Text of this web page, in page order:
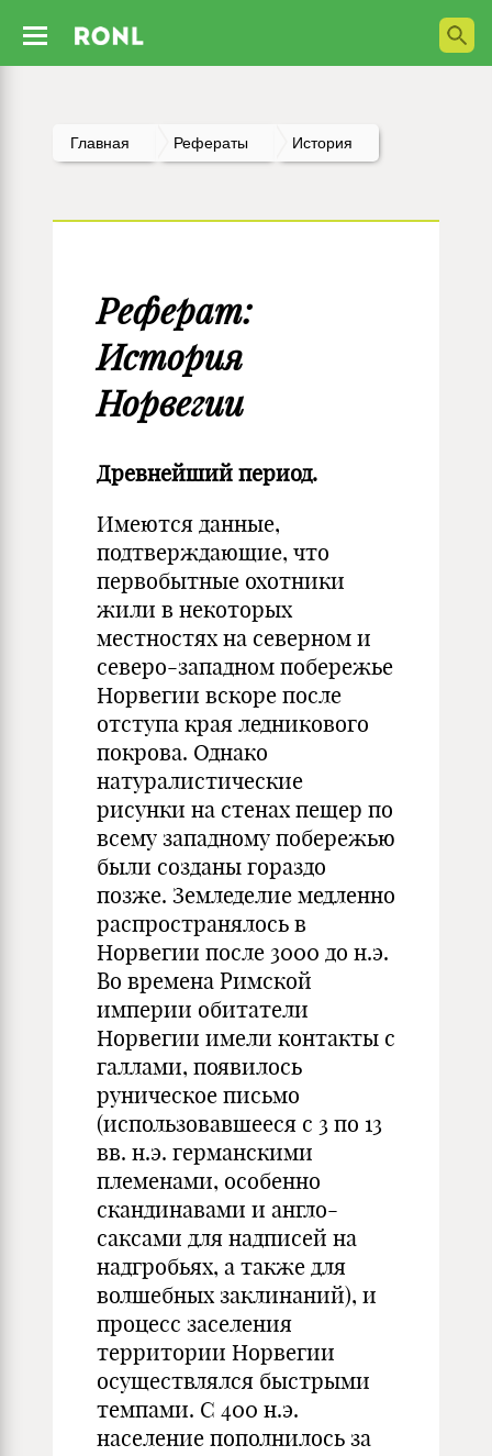
Главная Рефераты История
Реферат:
История
Норвегии
Древнейший период.
Имеются данные,
подтверждающие, что
первобытные охотники
жили в некоторых
местностях на северном и
северо-западном побережье
Норвегии вскоре после
отступа края ледникового
покрова. Однако
натуралистические
рисунки на стенах пещер по
всему западному побережью
были созданы гораздо
позже. Земледелие медленно
распространялось в
Норвегии после 3000 до н.э.
Во времена Римской
империи обитатели
Норвегии имели контакты с
галлами, появилось
руническое письмо
(использовавшееся с 3 по 13
вв. н.э. германскими
племенами, особенно
скандинавами и англо-
саксами для надписей на
надгробьях, а также для
волшебных заклинаний), и
процесс заселения
территории Норвегии
осуществлялся быстрыми
темпами. С 400 н.э.
население пополнилось за